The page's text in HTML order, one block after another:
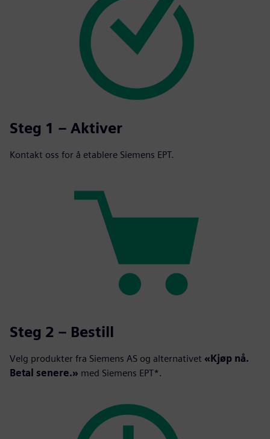
Steg 1 – Aktiver
Kontakt oss for å etablere Siemens EPT.
Steg 2 – Bestill
Velg produkter fra Siemens AS og alternativet «Kjøp nå.
Betal senere.» med Siemens EPT*.